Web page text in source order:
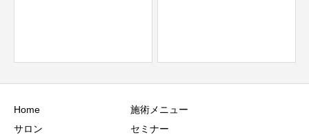
Home
サロン
施術メニュー
セミナー